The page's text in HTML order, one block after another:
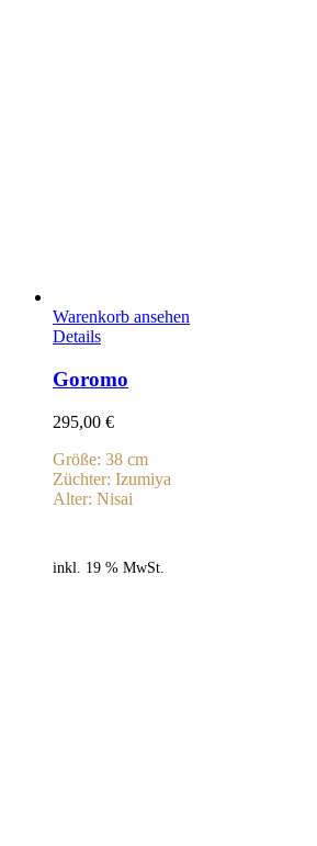
Warenkorb ansehen
Details
Goromo
295,00 €
Größe: 38 cm
Züchter: Izumiya
Alter: Nisai
inkl. 19 % MwSt.